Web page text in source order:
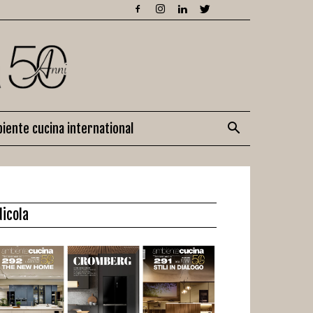
cucina international